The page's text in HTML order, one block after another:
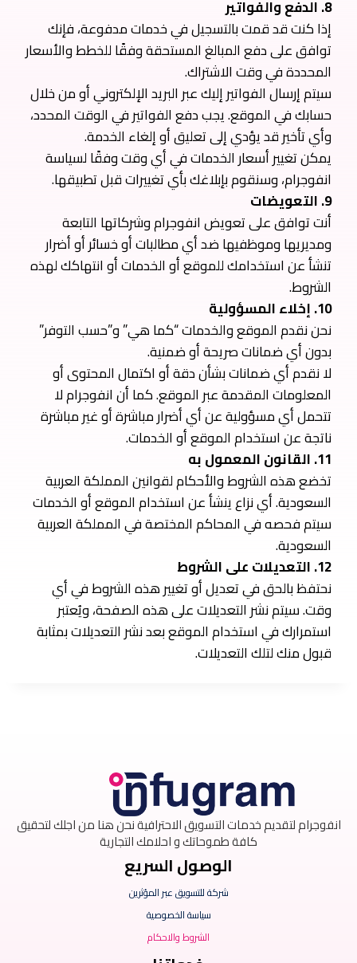
8. الدفع والفواتير
إذا كنت قد قمت بالتسجيل في خدمات مدفوعة، فإنك
توافق على دفع المبالغ المستحقة وفقًا للخطط والأسعار
المحددة في وقت الاشتراك.
سيتم إرسال الفواتير إليك عبر البريد الإلكتروني أو من خلال
حسابك في الموقع. يجب دفع الفواتير في الوقت المحدد،
وأي تأخير قد يؤدي إلى تعليق أو إلغاء الخدمة.
يمكن تغيير أسعار الخدمات في أي وقت وفقًا لسياسة
انفوجرام، وسنقوم بإبلاغك بأي تغييرات قبل تطبيقها.
9. التعويضات
أنت توافق على تعويض انفوجرام وشركاتها التابعة
ومديريها وموظفيها ضد أي مطالبات أو خسائر أو أضرار
تنشأ عن استخدامك للموقع أو الخدمات أو انتهاكك لهذه
الشروط.
10. إخلاء المسؤولية
نحن نقدم الموقع والخدمات “كما هي” و”حسب التوفر”
بدون أي ضمانات صريحة أو ضمنية.
لا نقدم أي ضمانات بشأن دقة أو اكتمال المحتوى أو
المعلومات المقدمة عبر الموقع. كما أن انفوجرام لا
تتحمل أي مسؤولية عن أي أضرار مباشرة أو غير مباشرة
ناتجة عن استخدام الموقع أو الخدمات.
11. القانون المعمول به
تخضع هذه الشروط والأحكام لقوانين المملكة العربية
السعودية. أي نزاع ينشأ عن استخدام الموقع أو الخدمات
سيتم فحصه في المحاكم المختصة في المملكة العربية
السعودية.
12. التعديلات على الشروط
نحتفظ بالحق في تعديل أو تغيير هذه الشروط في أي
وقت. سيتم نشر التعديلات على هذه الصفحة، ويُعتبر
استمرارك في استخدام الموقع بعد نشر التعديلات بمثابة
قبول منك لتلك التعديلات.
انفوجرام لتقديم خدمات التسويق الاحترافية نحن هنا من اجلك لتحقيق
كافة طموحاتك و احلامك التجارية
الوصول السريع
شركة للتسويق عبر المؤثرين
سياسة الخصوصية
الشروط والاحكام